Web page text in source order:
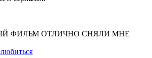
ФИЛЬМ ОТЛИЧНО СНЯЛИ МНЕ